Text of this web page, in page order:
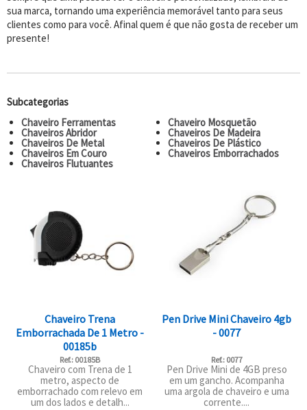
sua marca, tornando uma experiência memorável tanto para seus
clientes como para você. Afinal quem é que não gosta de receber um
presente!
Subcategorias
Chaveiro Ferramentas
Chaveiro Mosquetão
Chaveiros Abridor Chaveiros De Madeira
Chaveiros De Metal Chaveiros De Plástico
Chaveiros Em Couro Chaveiros Emborrachados
Chaveiros Flutuantes
Chaveiro Trena
Emborrachada De 1 Metro -
00185b
Ref.: 00185B
Chaveiro com Trena de 1
metro, aspecto de
emborrachado com relevo em
um dos lados e detalh...
Pen Drive Mini Chaveiro 4gb
- 0077
Ref.: 0077
Pen Drive Mini de 4GB preso
em um gancho. Acompanha
uma argola de chaveiro e uma
corrente....